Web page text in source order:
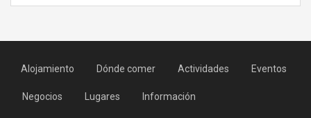
Alojamiento Dónde comer Actividades Eventos
Negocios Lugares Información